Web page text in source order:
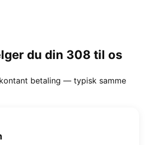
du din 308 til os
betaling — typisk samme